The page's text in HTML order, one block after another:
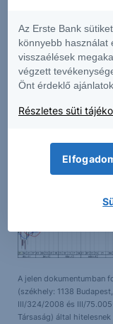
2.900
A jelen dokumentumban
(székhely: 1138
III/324/2008 és III/
Társaság) által
Az Erste Bank
könnyebb használat
visszaélések
végzett
Önt érdeklő
Részletes süti